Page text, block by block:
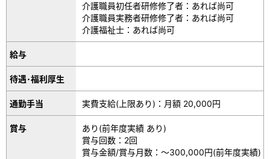
介護職員初任者研修修了者：あれば尚可
介護職員実務者研修修了者：あれば尚可
介護福祉士：あれば尚可
給与
待遇･福利厚生
通勤手当 実費支給(上限あり)：月額 20,000円
賞与
あり(前年度実績 あり)
賞与回数：2回
賞与金額/賞与月数：～300,000円(前年度実績)